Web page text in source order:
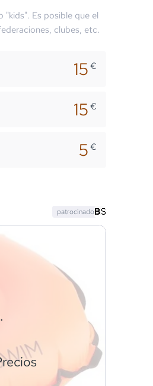
Es posible que el
clubes, etc.
15€
15€
5€
patrocinado